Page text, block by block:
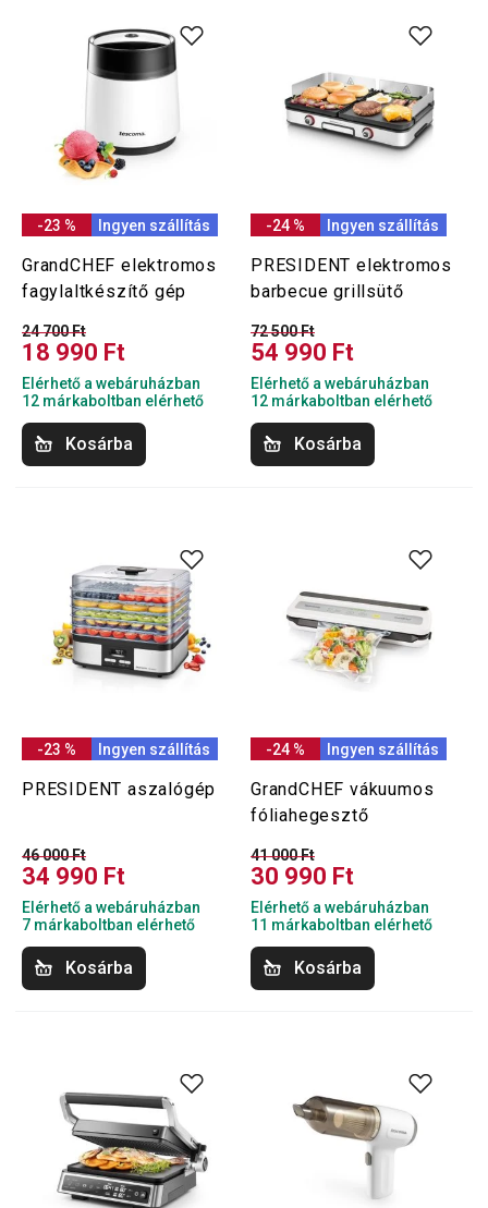
-23 % Ingyen szállítás
GrandCHEF elektromos
fagylaltkészítő gép
24 700 Ft
18 990 Ft
Elérhető a webáruházban
12 márkaboltban elérhető
Kosárba
-24 % Ingyen szállítás
PRESIDENT elektromos
barbecue grillsütő
72 500 Ft
54 990 Ft
Elérhető a webáruházban
12 márkaboltban elérhető
Kosárba
-23 % Ingyen szállítás
PRESIDENT aszalógép
46 000 Ft
34 990 Ft
Elérhető a webáruházban
7 márkaboltban elérhető
Kosárba
-24 % Ingyen szállítás
GrandCHEF vákuumos
fóliahegesztő
41 000 Ft
30 990 Ft
Elérhető a webáruházban
11 márkaboltban elérhető
Kosárba